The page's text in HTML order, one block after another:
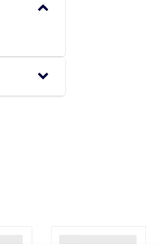
keyboard_arrow_down
keyboard_arrow_down